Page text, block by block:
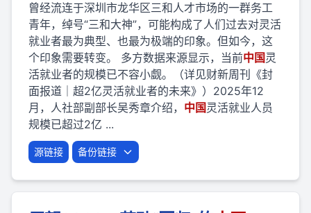
曾经流连于深圳市龙华区三和人才市场的一群务工
青年，绰号“三和大神”，可能构成了人们过去对灵活
就业者最为典型、也最为极端的印象。但如今，这
个印象需要转变。 多方数据来源显示，当前中国 灵
活就业者的规模已不容小觑。（详见财新周刊《封
面报道｜超2亿灵活就业者的未来》）2025年12
月，人社部副部长吴秀章介绍， 中国 灵活就业人员
规模已超过2亿 ...
源链接 备份链接